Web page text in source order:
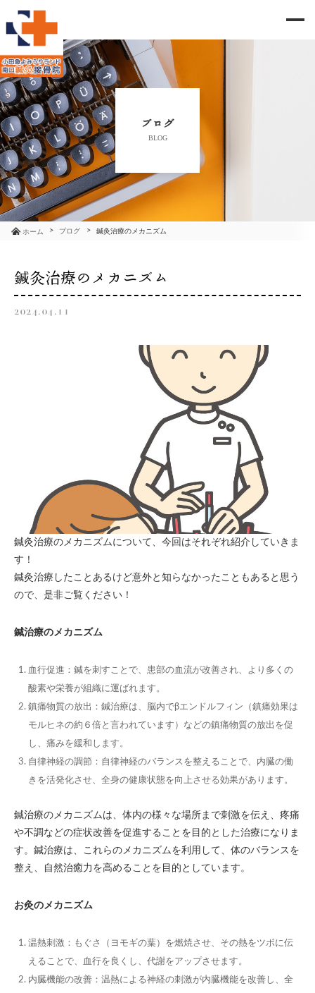
ブログ
BLOG
ホーム ブログ 鍼灸治療のメカニズム
鍼灸治療のメカニズム
2024.04.11
鍼灸治療のメカニズムについて、今回はそれぞれ紹介していきま
す！
鍼灸治療したことあるけど意外と知らなかったこともあると思う
ので、是非ご覧ください！
鍼治療のメカニズム
血行促進 ：鍼を刺すことで、患部の血流が改善され、より多くの
酸素や栄養が組織に運ばれます。
鎮痛物質の放出 ：鍼治療は、脳内でβエンドルフィン（鎮痛効果は
モルヒネの約６倍と言われています）などの鎮痛物質の放出を促
し、痛みを緩和します。
自律神経の調節 ：自律神経のバランスを整えることで、内臓の働
きを活発化させ、全身の健康状態を向上させる効果があります。
鍼治療のメカニズムは、体内の様々な場所まで刺激を伝え、疼痛
や不調などの症状改善を促進することを目的とした治療になりま
す。鍼治療は、これらのメカニズムを利用して、体のバランスを
整え、自然治癒力を高めることを目的としています。
お灸のメカニズム
温熱刺激 ：もぐさ（ヨモギの葉）を燃焼させ、その熱をツボに伝
えることで、血行を良くし、代謝をアップさせます。
内臓機能の改善：温熱による神経の刺激が内臓機能を改善し、全
当院のご紹介
治療メニュー
お知らせ
ブログ
コラム